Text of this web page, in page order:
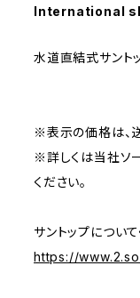
International
水道直結式サント
※表示の価格は、
※詳しくは当社ソ
ください。
サントップについ
https://